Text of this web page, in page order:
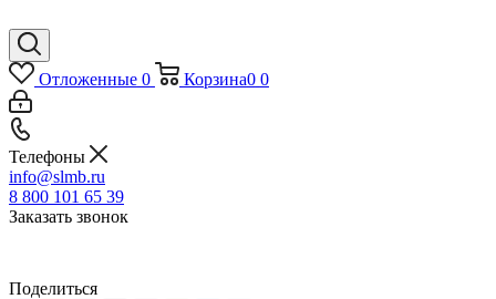
Отложенные 0 Корзина0 0
Телефоны
info@slmb.ru
8 800 101 65 39
Заказать звонок
Поделиться